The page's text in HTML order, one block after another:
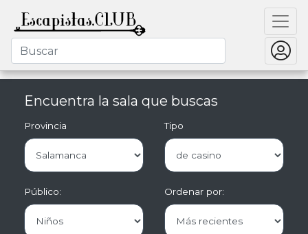
Encuentra la sala que buscas
Provincia Tipo
Público: Ordenar por: